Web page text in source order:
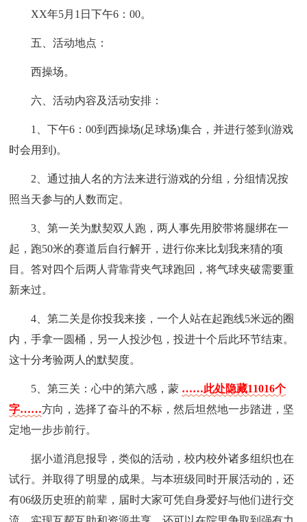
XX年5月1日下午6：00。
五、活动地点：
西操场。
六、活动内容及活动安排：
1、下午6：00到西操场(足球场)集合，并进行签到(游戏
时会用到)。
2、通过抽人名的方法来进行游戏的分组，分组情况按
照当天参与的人数而定。
3、第一关为默契双人跑，两人事先用胶带将腿绑在一
起，跑50米的赛道后自行解开，进行你来比划我来猜的项
目。答对四个后两人背靠背夹气球跑回，将气球夹破需要重
新来过。
4、第二关是你投我来接，一个人站在起跑线5米远的圈
内，手拿一圆桶，另一人投沙包，投进十个后此环节结束。
这十分考验两人的默契度。
5、第三关：心中的第六感，蒙 ……此处隐藏11016个
字……方向，选择了奋斗的不标，然后坦然地一步踏进，坚
定地一步步前行。
据小道消息报导，类似的活动，校内校外诸多组织也在
试行。并取得了明显的成果。与本班级同时开展活动的，还
有06级历史班的前辈，届时大家可凭自身爱好与他们进行交